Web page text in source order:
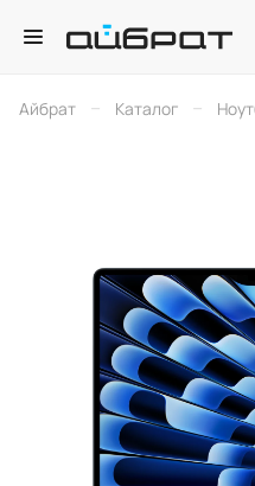
Айбрат – Каталог –